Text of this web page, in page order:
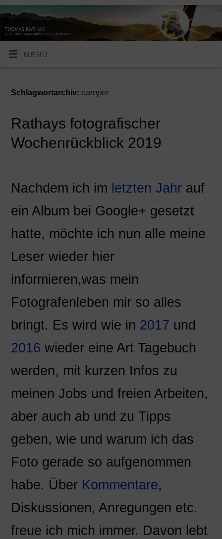
MENÜ
Schlagwortarchiv: camper
Rathays fotografischer
Wochenrückblick 2019
Nachdem ich im letzten Jahrauf
ein Album bei Google+ gesetzt
hatte, möchte ich nun alle meine
Leser wieder hier
informieren,was mein
Fotografenleben mir so alles
bringt. Es wird wie in 2017 und
2016 wieder eine Art Tagebuch
werden, mit kurzen Infos zu
meinen Jobs und freien Arbeiten,
aber auch ab und zu Tipps
geben, wie und warum ich das
Foto gerade so aufgenommen
habe. Über Kommentare,
Diskussionen, Anregungen etc.
freue ich mich immer. Davon lebt